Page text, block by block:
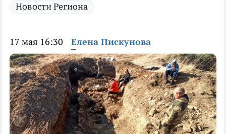
Новости Региона
17 мая 16:30 Елена Пискунова